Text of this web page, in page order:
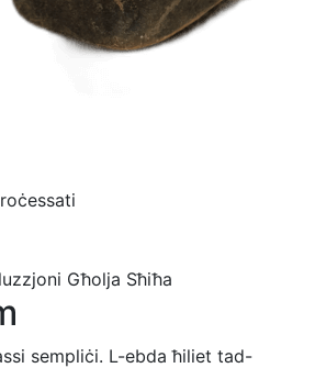
Għolja Sħiħa
sempliċi. L-ebda ħiliet tad-